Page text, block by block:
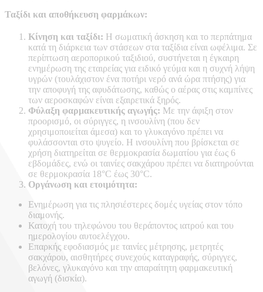
Ταξίδι και αποθήκευση φαρμάκων:
Κίνηση και ταξίδι: Η σωματική άσκηση και το περπάτημα
κατά τη διάρκεια των στάσεων στα ταξίδια είναι ωφέλιμα. Σε
περίπτωση αεροπορικού ταξιδιού, συστήνεται η έγκαιρη
ενημέρωση της εταιρείας για ειδικό γεύμα και η συχνή λήψη
υγρών (τουλάχιστον ένα ποτήρι νερό ανά ώρα πτήσης) για
την αποφυγή της αφυδάτωσης, καθώς ο αέρας στις καμπίνες
των αεροσκαφών είναι εξαιρετικά ξηρός.
Φύλαξη φαρμακευτικής αγωγής: Με την άφιξη στον
προορισμό, οι σύριγγες, η ινσουλίνη (που δεν
χρησιμοποιείται άμεσα) και το γλυκαγόνο πρέπει να
φυλάσσονται στο ψυγείο. Η ινσουλίνη που βρίσκεται σε
χρήση διατηρείται σε θερμοκρασία δωματίου για έως 6
εβδομάδες, ενώ οι ταινίες σακχάρου πρέπει να διατηρούνται
σε θερμοκρασία 18°C έως 30°C.
Οργάνωση και ετοιμότητα:
Ενημέρωση για τις πλησιέστερες δομές υγείας στον τόπο
διαμονής.
Κατοχή του τηλεφώνου του θεράποντος ιατρού και του
ημερολογίου αυτοελέγχου.
Επαρκής εφοδιασμός με ταινίες μέτρησης, μετρητές
σακχάρου, αισθητήρες συνεχούς καταγραφής, σύριγγες,
βελόνες, γλυκαγόνο και την απαραίτητη φαρμακευτική
αγωγή (δισκία).